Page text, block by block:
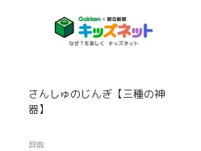
さんしゅのじんぎ【三種の神
器】
辞典